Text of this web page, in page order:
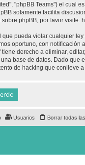
"phpBB Teams") el cual
solamente facilita
phpBB, por favor visite:
pueda violar cualquier
oportuno, con notificación
derecho a eliminar,
base de datos. Dado que
de hacking que conlleve
Borrar todas
Usuarios